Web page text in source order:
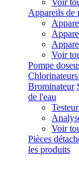
Voir
Appareils de
Voir
Pompe
Brominateur
de l'eau
Voir
Pièces
les produits